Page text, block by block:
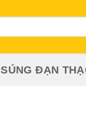
SÚNG ĐẠN